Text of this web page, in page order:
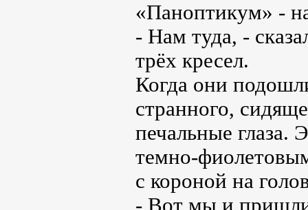
«Паноптикум» -
- Нам туда, -
трёх кресел.
Когда они
странного,
печальные глаза.
темно-
с короной на
- Вот мы и